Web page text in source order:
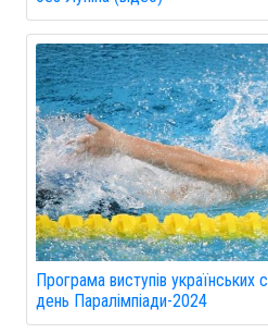
Програма виступів українських
день Паралімпіади-2024